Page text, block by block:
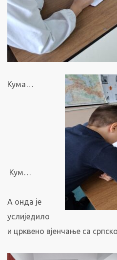
Кума…
Кум…
А онда је
услиједило
и црквено вјенчање са